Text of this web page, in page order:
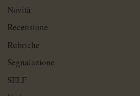
Novità
Recensione
Rubriche
Segnalazione
SELF